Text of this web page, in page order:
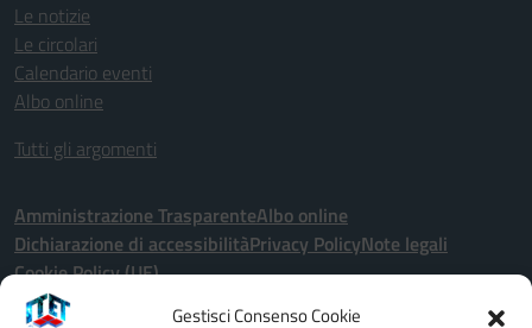
Gestisci Consenso Cookie
Le notizie
Le circolari
Calendario eventi
Albo online
Tutti gli argomenti
Amministrazione TrasparenteAlbo online
Dichiarazione di accessibilitàPrivacy PolicyNote legali
Cookie Policy (UE)
Seguici su: